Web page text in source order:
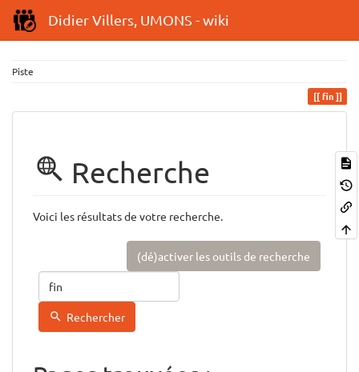
Didier Villers, UMONS - wiki
Piste
fin
Recherche
Voici les résultats de votre recherche.
(dé)activer les outils de recherche
Rechercher